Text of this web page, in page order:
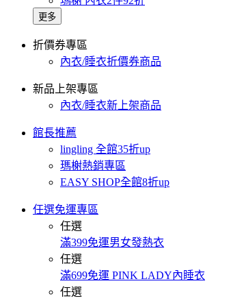
更多
折價券專區
內衣/睡衣折價券商品
新品上架專區
內衣/睡衣新上架商品
館長推薦
lingling 全館35折up
瑪榭熱銷專區
EASY SHOP全館8折up
任選免運專區
任選
滿399免運男女發熱衣
任選
滿699免運 PINK LADY內睡衣
任選